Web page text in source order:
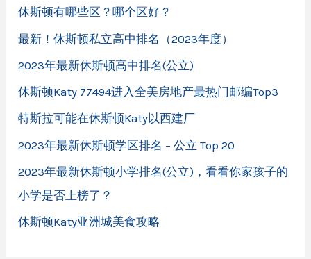
休斯顿有哪些区？哪个区好？
最新！休斯顿私立高中排名（2023年度）
2023年最新休斯顿高中排名(公立)
休斯顿Katy 77494进入全美房地产最热门邮编Top3
特斯拉可能在休斯顿Katy以西建厂
2023年最新休斯顿学区排名 – 公立 Top 20
2023年最新休斯顿小学排名(公立)，看看你家孩子的
小学是否上榜了？
休斯顿Katy亚洲城美食攻略